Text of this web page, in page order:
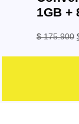
1GB +
$175.900